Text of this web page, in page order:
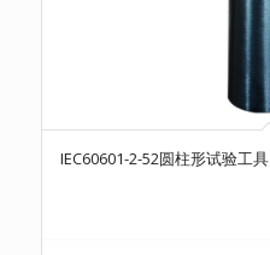
IEC60601-2-52圆柱形试验工具